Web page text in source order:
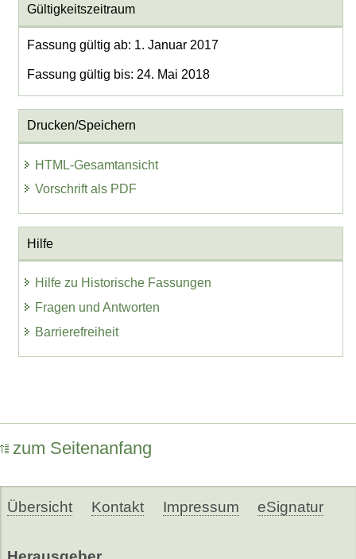
Gültigkeitszeitraum
Fassung gültig ab: 1. Januar 2017
Fassung gültig bis: 24. Mai 2018
Drucken/Speichern
HTML-Gesamtansicht
Vorschrift als PDF
Hilfe
Hilfe zu Historische Fassungen
Fragen und Antworten
Barrierefreiheit
zum Seitenanfang
Übersicht Kontakt Impressum eSignatur